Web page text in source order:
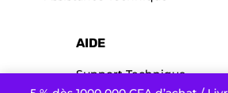
AIDE
Support Technique